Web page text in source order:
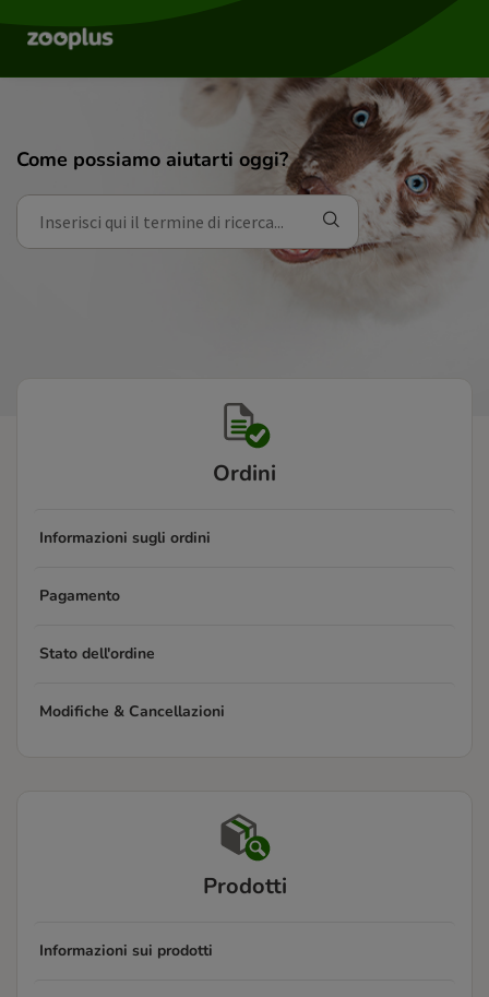
Come possiamo aiutarti oggi?
Ordini
Informazioni sugli ordini
Pagamento
Stato dell'ordine
Modifiche & Cancellazioni
Prodotti
Informazioni sui prodotti